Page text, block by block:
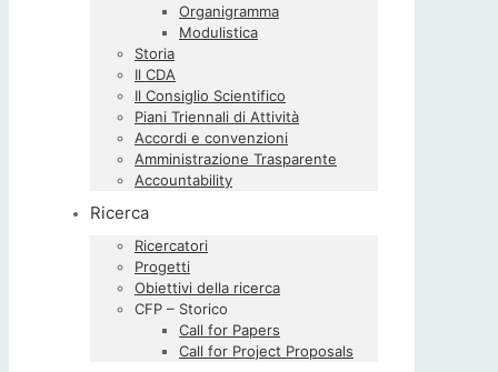
Organigramma
Modulistica
Storia
Il CDA
Il Consiglio Scientifico
Piani Triennali di Attività
Accordi e convenzioni
Amministrazione Trasparente
Accountability
Ricerca
Ricercatori
Progetti
Obiettivi della ricerca
CFP – Storico
Call for Papers
Call for Project Proposals